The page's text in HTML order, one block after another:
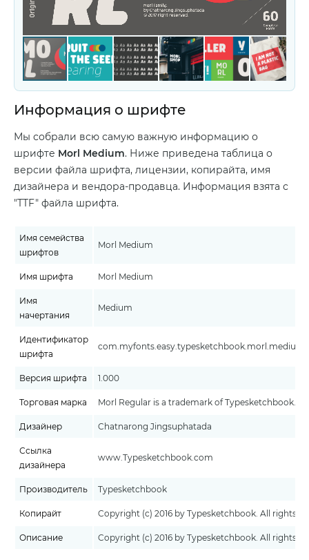
Информация о шрифте
Мы собрали всю самую важную информацию о
шрифте Morl Medium. Ниже приведена таблица о
версии файла шрифта, лицензии, копирайта, имя
дизайнера и вендора-продавца. Информация взята с
"TTF" файла шрифта.
Имя семейства
шрифтов
Morl Medium
Имя шрифта Morl Medium
Имя
начертания
Medium
Идентификатор
шрифта
Версия шрифта 1.000
Торговая марка Morl Regular is a trademark of Typesketchbook.
Дизайнер Chatnarong Jingsuphatada
Ссылка
дизайнера
www.Typesketchbook.com
Производитель Typesketchbook
Копирайт Copyright (c) 2016 by Typesketchbook. All rights
Описание Copyright (c) 2016 by Typesketchbook. All rights